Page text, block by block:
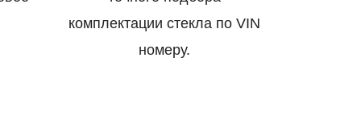
комплектации стекла по VIN
номеру.